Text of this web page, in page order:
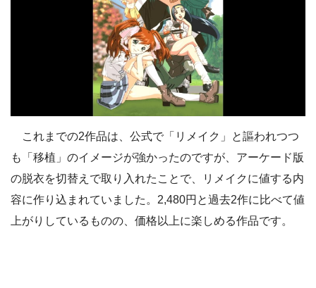
これまでの2作品は、公式で「リメイク」と謳われつつ
も「移植」のイメージが強かったのですが、アーケード版
の脱衣を切替えで取り入れたことで、リメイクに値する内
容に作り込まれていました。2,480円と過去2作に比べて値
上がりしているものの、価格以上に楽しめる作品です。